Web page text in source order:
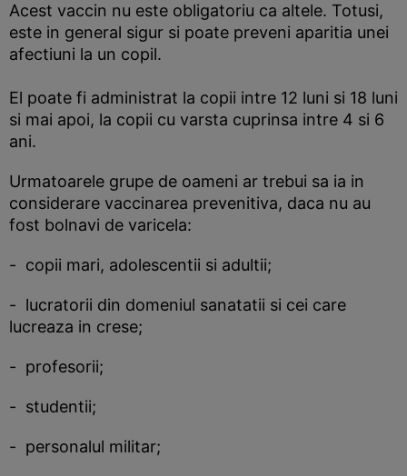
Acest vaccin nu este obligatoriu ca altele. Totusi,
este in general sigur si poate preveni aparitia unei
afectiuni la un copil.
El poate fi administrat la copii intre 12 luni si 18 luni
si mai apoi, la copii cu varsta cuprinsa intre 4 si 6
ani.
Urmatoarele grupe de oameni ar trebui sa ia in
considerare vaccinarea prevenitiva, daca nu au
fost bolnavi de varicela:
- copii mari, adolescentii si adultii;
- lucratorii din domeniul sanatatii si cei care
lucreaza in crese;
- profesorii;
- studentii;
- personalul militar;